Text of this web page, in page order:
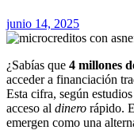
junio 14, 2025
¿Sabías que 4 millones
acceder a financiación
Esta cifra, según
acceso al dinero rápido.
emergen como una